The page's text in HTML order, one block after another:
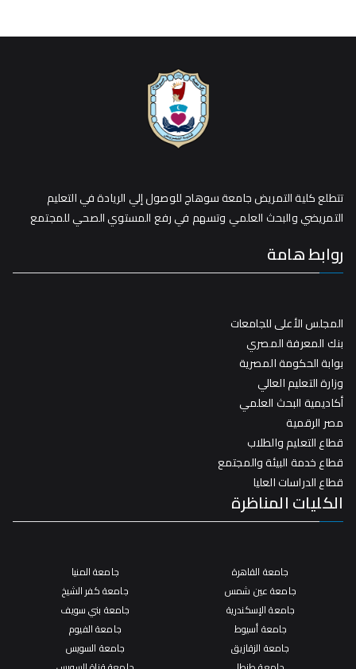
تتطلع كلية التمريض جامعة سوهاج للوصول إلي الريادة في التعليم
التمريضي والبحث العلمي وتسهم في رفع المستوي الصحي للمجتمع
روابط هامة
المجلس الأعلى للجامعات
بنك المعرفة المصري
بوابة الحكومة المصرية
وزارة التعليم العالي
أكاديمية البحث العلمي
مصر الرقمية
قطاع التعليم والطلاب
قطاع خدمة البيئة والمجتمع
قطاع الدراسات العليا
الكليات المناظرة
جامعة القاهرة
جامعة عين شمس
جامعة الإسكندرية
جامعة أسيوط
جامعة الزقازيق
جامعة المنيا
جامعة كفر الشيخ
جامعة بني سويف
جامعة الفيوم
جامعة السويس